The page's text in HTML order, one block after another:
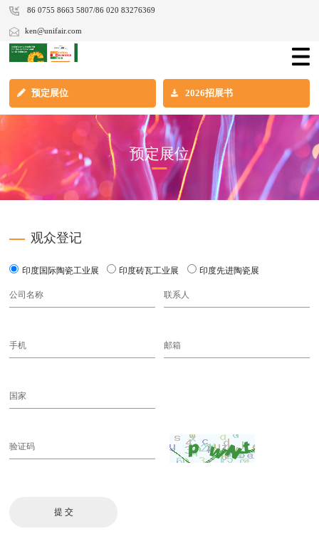
86 0755 8663 5807/86 020 83276369
ken@unifair.com
预定展位 2026招展书
预定展位
观众登记
印度国际陶瓷工业展 印度砖瓦工业展 印度先进陶瓷展